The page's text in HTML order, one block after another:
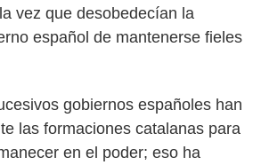
vez que desobedecían la
español de mantenerse fieles
gobiernos españoles han
las formaciones catalanas para
en el poder; eso ha